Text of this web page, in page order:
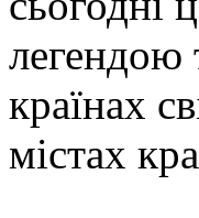
легендою
країнах
містах